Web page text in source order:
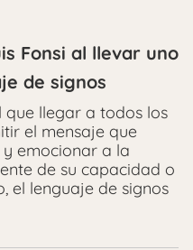
Fonsi al llevar uno
de signos
que llegar a todos los
el mensaje que
emocionar a la
de su capacidad o
el lenguaje de signos